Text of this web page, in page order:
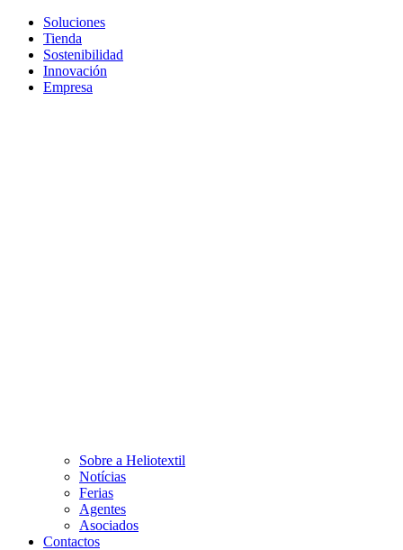
Soluciones
Tienda
Sostenibilidad
Innovación
Empresa
Sobre a Heliotextil
Notícias
Ferias
Agentes
Asociados
Contactos